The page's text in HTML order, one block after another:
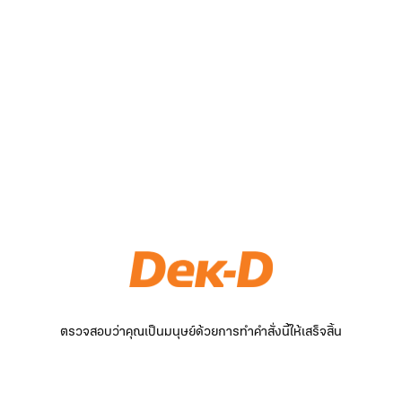
ตรวจสอบว่าคุณเป็นมนุษย์ด้วยการทำคำสั่งนี้ให้เสร็จสิ้น